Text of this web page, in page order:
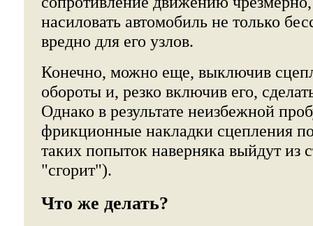
насиловать автомобиль не только
вредно для его узлов.
Конечно, можно еще, выключив
обороты и, резко включив его,
Однако в результате неизбежной
фрикционные накладки сцепления
таких попыток наверняка выйдут из
"сгорит").
Что же делать?